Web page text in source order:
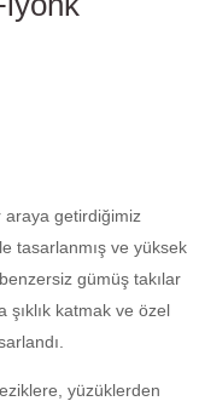
araya getirdiğimiz
tasarlanmış ve yüksek
gümüş takılar
şıklık katmak ve özel
yüzüklerden